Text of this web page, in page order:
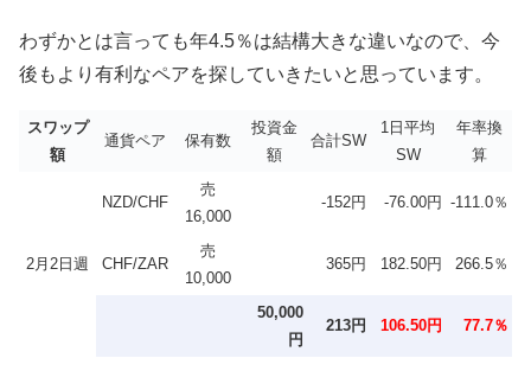
わずかとは言っても年4.5％は結構大きな違いなので、今
後もより有利なペアを探していきたいと思っています。
スワップ
額
通貨ペア 保有数
投資金
額
合計SW
1日平均
SW
年率換
算
2月2日週
NZD/CHF
売
16,000
-152円 -76.00円 -111.0％
CHF/ZAR
売
10,000
365円 182.50円 266.5％
50,000
円
213円 106.50円 77.7％